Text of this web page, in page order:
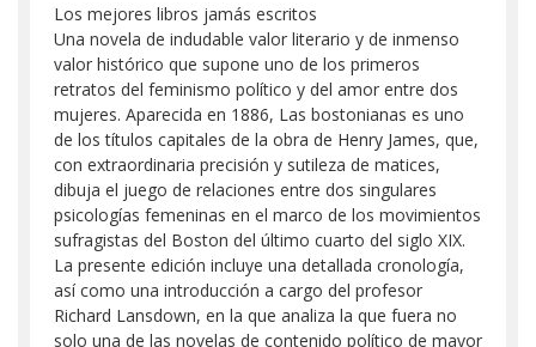
Los mejores libros jamás escritos
Una novela de indudable valor literario y de inmenso
valor histórico que supone uno de los primeros
retratos del feminismo político y del amor entre dos
mujeres. Aparecida en 1886, Las bostonianas es uno
de los títulos capitales de la obra de Henry James, que,
con extraordinaria precisión y sutileza de matices,
dibuja el juego de relaciones entre dos singulares
psicologías femeninas en el marco de los movimientos
sufragistas del Boston del último cuarto del siglo XIX.
La presente edición incluye una detallada cronología,
así como una introducción a cargo del profesor
Richard Lansdown, en la que analiza la que fuera no
solo una de las novelas de contenido político de mayor